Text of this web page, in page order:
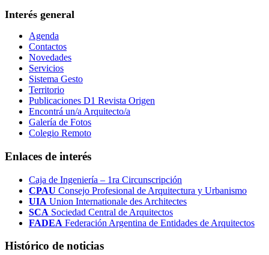
Interés general
Agenda
Contactos
Novedades
Servicios
Sistema Gesto
Territorio
Publicaciones D1 Revista Origen
Encontrá un/a Arquitecto/a
Galería de Fotos
Colegio Remoto
Enlaces de interés
Caja de Ingeniería – 1ra Circunscripción
CPAU Consejo Profesional de Arquitectura y Urbanismo
UIA Union Internationale des Architectes
SCA Sociedad Central de Arquitectos
FADEA Federación Argentina de Entidades de Arquitectos
Histórico de noticias